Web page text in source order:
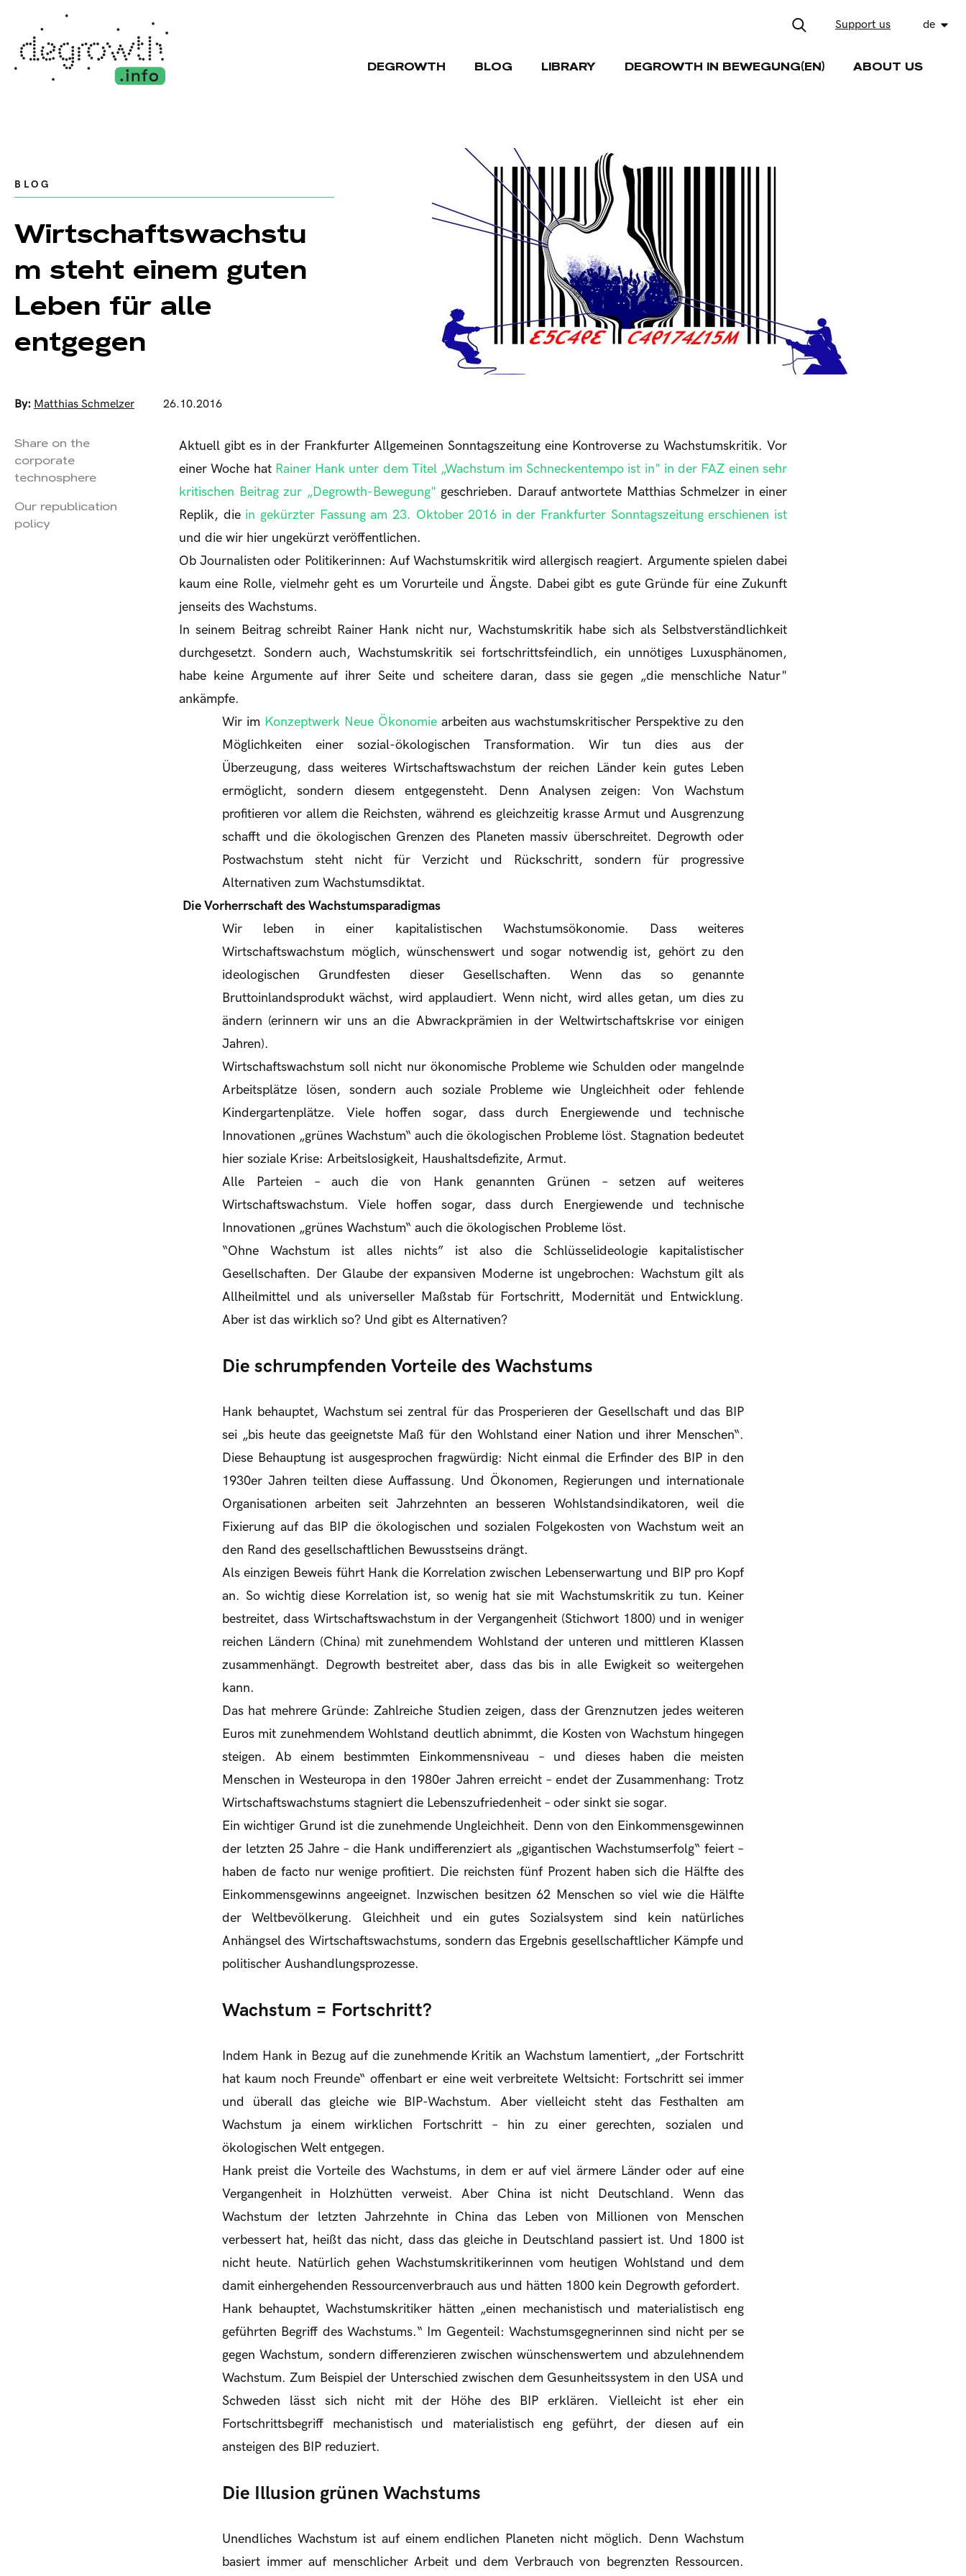
Support us de
DEGROWTH BLOG LIBRARY DEGROWTH IN BEWEGUNG(EN) ABOUT US
BLOG
Wirtschaftswachstu
m steht einem guten
Leben für alle
entgegen
By: Matthias Schmelzer 26.10.2016
Aktuell gibt es in der Frankfurter Allgemeinen Sonntagszeitung eine Kontroverse zu Wachstumskritik. Vor
einer Woche hat Rainer Hank unter dem Titel „Wachstum im Schneckentempo ist in" in der FAZ einen sehr
kritischen Beitrag zur „Degrowth-Bewegung" geschrieben. Darauf antwortete Matthias Schmelzer in einer
Replik, die in gekürzter Fassung am 23. Oktober 2016 in der Frankfurter Sonntagszeitung erschienen ist
und die wir hier ungekürzt veröffentlichen.
Ob Journalisten oder Politikerinnen: Auf Wachstumskritik wird allergisch reagiert. Argumente spielen dabei
kaum eine Rolle, vielmehr geht es um Vorurteile und Ängste. Dabei gibt es gute Gründe für eine Zukunft
jenseits des Wachstums.
In seinem Beitrag schreibt Rainer Hank nicht nur, Wachstumskritik habe sich als Selbstverständlichkeit
durchgesetzt. Sondern auch, Wachstumskritik sei fortschrittsfeindlich, ein unnötiges Luxusphänomen,
habe keine Argumente auf ihrer Seite und scheitere daran, dass sie gegen „die menschliche Natur"
ankämpfe.
Wir im Konzeptwerk Neue Ökonomie arbeiten aus wachstumskritischer Perspektive zu den
Möglichkeiten einer sozial-ökologischen Transformation. Wir tun dies aus der
Überzeugung, dass weiteres Wirtschaftswachstum der reichen Länder kein gutes Leben
ermöglicht, sondern diesem entgegensteht. Denn Analysen zeigen: Von Wachstum
profitieren vor allem die Reichsten, während es gleichzeitig krasse Armut und Ausgrenzung
schafft und die ökologischen Grenzen des Planeten massiv überschreitet. Degrowth oder
Postwachstum steht nicht für Verzicht und Rückschritt, sondern für progressive
Alternativen zum Wachstumsdiktat.
Die Vorherrschaft des Wachstumsparadigmas
Wir leben in einer kapitalistischen Wachstumsökonomie. Dass weiteres
Wirtschaftswachstum möglich, wünschenswert und sogar notwendig ist, gehört zu den
ideologischen Grundfesten dieser Gesellschaften. Wenn das so genannte
Bruttoinlandsprodukt wächst, wird applaudiert. Wenn nicht, wird alles getan, um dies zu
ändern (erinnern wir uns an die Abwrackprämien in der Weltwirtschaftskrise vor einigen
Jahren).
Wirtschaftswachstum soll nicht nur ökonomische Probleme wie Schulden oder mangelnde
Arbeitsplätze lösen, sondern auch soziale Probleme wie Ungleichheit oder fehlende
Kindergartenplätze. Viele hoffen sogar, dass durch Energiewende und technische
Innovationen „grünes Wachstum“ auch die ökologischen Probleme löst. Stagnation bedeutet
hier soziale Krise: Arbeitslosigkeit, Haushaltsdefizite, Armut.
Alle Parteien – auch die von Hank genannten Grünen – setzen auf weiteres
Wirtschaftswachstum. Viele hoffen sogar, dass durch Energiewende und technische
Innovationen „grünes Wachstum“ auch die ökologischen Probleme löst.
“Ohne Wachstum ist alles nichts” ist also die Schlüsselideologie kapitalistischer
Gesellschaften. Der Glaube der expansiven Moderne ist ungebrochen: Wachstum gilt als
Allheilmittel und als universeller Maßstab für Fortschritt, Modernität und Entwicklung.
Aber ist das wirklich so? Und gibt es Alternativen?
Die schrumpfenden Vorteile des Wachstums
Hank behauptet, Wachstum sei zentral für das Prosperieren der Gesellschaft und das BIP
sei „bis heute das geeignetste Maß für den Wohlstand einer Nation und ihrer Menschen“.
Diese Behauptung ist ausgesprochen fragwürdig: Nicht einmal die Erfinder des BIP in den
1930er Jahren teilten diese Auffassung. Und Ökonomen, Regierungen und internationale
Organisationen arbeiten seit Jahrzehnten an besseren Wohlstandsindikatoren, weil die
Fixierung auf das BIP die ökologischen und sozialen Folgekosten von Wachstum weit an
den Rand des gesellschaftlichen Bewusstseins drängt.
Als einzigen Beweis führt Hank die Korrelation zwischen Lebenserwartung und BIP pro Kopf
an. So wichtig diese Korrelation ist, so wenig hat sie mit Wachstumskritik zu tun. Keiner
bestreitet, dass Wirtschaftswachstum in der Vergangenheit (Stichwort 1800) und in weniger
reichen Ländern (China) mit zunehmendem Wohlstand der unteren und mittleren Klassen
zusammenhängt. Degrowth bestreitet aber, dass das bis in alle Ewigkeit so weitergehen
kann.
Das hat mehrere Gründe: Zahlreiche Studien zeigen, dass der Grenznutzen jedes weiteren
Euros mit zunehmendem Wohlstand deutlich abnimmt, die Kosten von Wachstum hingegen
steigen. Ab einem bestimmten Einkommensniveau – und dieses haben die meisten
Menschen in Westeuropa in den 1980er Jahren erreicht – endet der Zusammenhang: Trotz
Wirtschaftswachstums stagniert die Lebenszufriedenheit – oder sinkt sie sogar.
Ein wichtiger Grund ist die zunehmende Ungleichheit. Denn von den Einkommensgewinnen
der letzten 25 Jahre – die Hank undifferenziert als „gigantischen Wachstumserfolg“ feiert –
haben de facto nur wenige profitiert. Die reichsten fünf Prozent haben sich die Hälfte des
Einkommensgewinns angeeignet. Inzwischen besitzen 62 Menschen so viel wie die Hälfte
der Weltbevölkerung. Gleichheit und ein gutes Sozialsystem sind kein natürliches
Anhängsel des Wirtschaftswachstums, sondern das Ergebnis gesellschaftlicher Kämpfe und
politischer Aushandlungsprozesse.
Wachstum = Fortschritt?
Indem Hank in Bezug auf die zunehmende Kritik an Wachstum lamentiert, „der Fortschritt
hat kaum noch Freunde“ offenbart er eine weit verbreitete Weltsicht: Fortschritt sei immer
und überall das gleiche wie BIP-Wachstum. Aber vielleicht steht das Festhalten am
Wachstum ja einem wirklichen Fortschritt – hin zu einer gerechten, sozialen und
ökologischen Welt entgegen.
Hank preist die Vorteile des Wachstums, in dem er auf viel ärmere Länder oder auf eine
Vergangenheit in Holzhütten verweist. Aber China ist nicht Deutschland. Wenn das
Wachstum der letzten Jahrzehnte in China das Leben von Millionen von Menschen
verbessert hat, heißt das nicht, dass das gleiche in Deutschland passiert ist. Und 1800 ist
nicht heute. Natürlich gehen Wachstumskritikerinnen vom heutigen Wohlstand und dem
damit einhergehenden Ressourcenverbrauch aus und hätten 1800 kein Degrowth gefordert.
Hank behauptet, Wachstumskritiker hätten „einen mechanistisch und materialistisch eng
geführten Begriff des Wachstums.“ Im Gegenteil: Wachstumsgegnerinnen sind nicht per se
gegen Wachstum, sondern differenzieren zwischen wünschenswertem und abzulehnendem
Wachstum. Zum Beispiel der Unterschied zwischen dem Gesunheitssystem in den USA und
Schweden lässt sich nicht mit der Höhe des BIP erklären. Vielleicht ist eher ein
Fortschrittsbegriff mechanistisch und materialistisch eng geführt, der diesen auf ein
ansteigen des BIP reduziert.
Die Illusion grünen Wachstums
Unendliches Wachstum ist auf einem endlichen Planeten nicht möglich. Denn Wachstum
basiert immer auf menschlicher Arbeit und dem Verbrauch von begrenzten Ressourcen.
Share on the
corporate
technosphere
Our republication
policy